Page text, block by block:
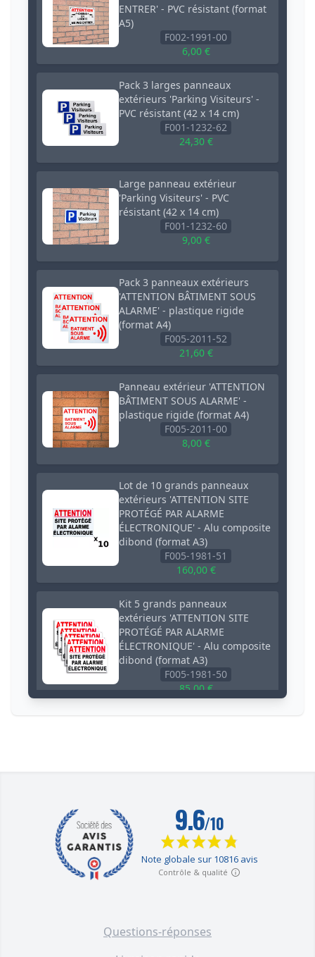
ENTRER' - PVC résistant (format
A5)
F002-1991-00
6,00 €
Pack 3 larges panneaux
extérieurs 'Parking Visiteurs' -
PVC résistant (42 x 14 cm)
F001-1232-62
24,30 €
Large panneau extérieur
'Parking Visiteurs' - PVC
résistant (42 x 14 cm)
F001-1232-60
9,00 €
Pack 3 panneaux extérieurs
'ATTENTION BÂTIMENT SOUS
ALARME' - plastique rigide
(format A4)
F005-2011-52
21,60 €
Panneau extérieur 'ATTENTION
BÂTIMENT SOUS ALARME' -
plastique rigide (format A4)
F005-2011-00
8,00 €
Lot de 10 grands panneaux
extérieurs 'ATTENTION SITE
PROTÉGÉ PAR ALARME
ÉLECTRONIQUE' - Alu composite
dibond (format A3)
F005-1981-51
160,00 €
Kit 5 grands panneaux
extérieurs 'ATTENTION SITE
PROTÉGÉ PAR ALARME
ÉLECTRONIQUE' - Alu composite
dibond (format A3)
F005-1981-50
85,00 €
Pack 3 panneaux extérieurs
'ATTENTION CHIENS EN LIBERTÉ
NE PAS ENTRER' - PVC résistant
Questions-réponses